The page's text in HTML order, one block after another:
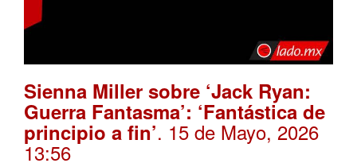
Sienna Miller sobre ‘Jack Ryan:
Guerra Fantasma’: ‘Fantástica de
principio a fin’. 15 de Mayo, 2026
13:56